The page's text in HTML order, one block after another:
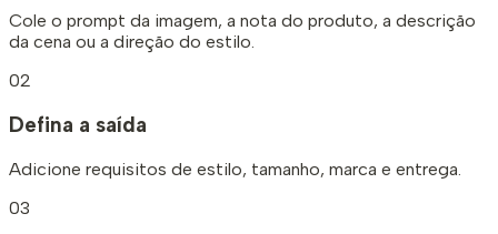
Cole o prompt da imagem, a nota do produto, a descrição
da cena ou a direção do estilo.
02
Defina a saída
Adicione requisitos de estilo, tamanho, marca e entrega.
03